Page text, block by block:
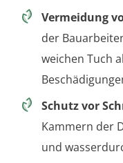
Vermeidung
der
weichen Tuch
Schutz vor
Kammern der
und